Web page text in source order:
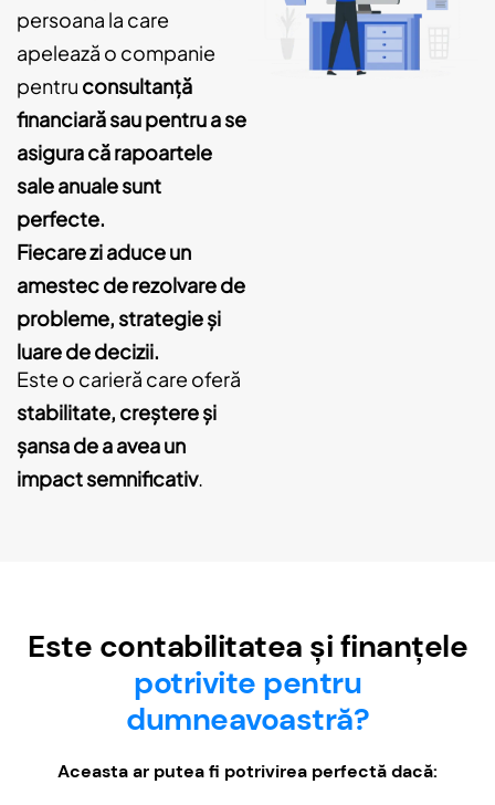
persoana la care
apelează o companie
pentru consultanță
financiară sau pentru a se
asigura că rapoartele
sale anuale sunt
perfecte.
Fiecare zi aduce un
amestec de rezolvare de
probleme, strategie și
luare de decizii.
Este o carieră care oferă
stabilitate, creștere și
șansa de a avea un
impact semnificativ.
Este contabilitatea și finanțele
potrivite pentru
dumneavoastră?
Aceasta ar putea fi potrivirea perfectă dacă: